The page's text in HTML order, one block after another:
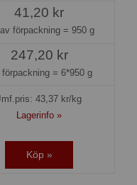
41,20 kr
av förpackning =950 g
247,20 kr
förpackning =6*950 g
43,37 kr/kg
Lagerinfo »
Köp »